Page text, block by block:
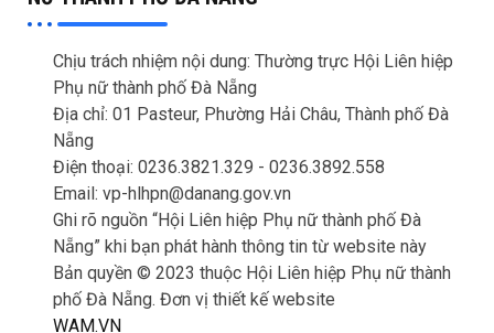
Chịu trách nhiệm nội dung: Thường trực Hội Liên hiệp
Phụ nữ thành phố Đà Nẵng
Địa chỉ: 01 Pasteur, Phường Hải Châu, Thành phố Đà
Nẵng
Điện thoại: 0236.3821.329 - 0236.3892.558
Email: vp-hlhpn@danang.gov.vn
Ghi rõ nguồn “Hội Liên hiệp Phụ nữ thành phố Đà
Nẵng” khi bạn phát hành thông tin từ website này
Bản quyền © 2023 thuộc Hội Liên hiệp Phụ nữ thành
phố Đà Nẵng. Đơn vị thiết kế website
WAM.VN